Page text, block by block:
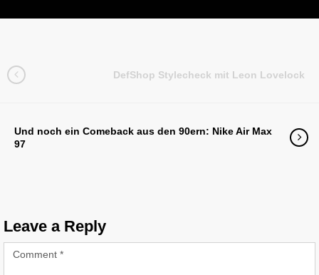
DefShop Stylecheck mit Leon Lovelock
Und noch ein Comeback aus den 90ern: Nike Air Max
97
Leave a Reply